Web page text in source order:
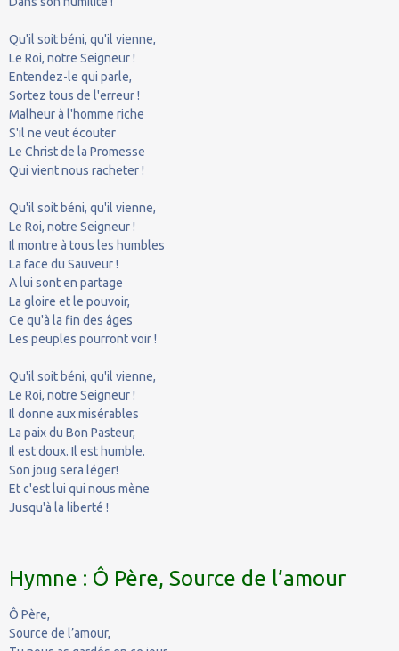
Qu'il soit béni, qu'il vienne,
Le Roi, notre Seigneur !
Entendez-le qui parle,
Sortez tous de l'erreur !
Malheur à l'homme riche
S'il ne veut écouter
Le Christ de la Promesse
Qui vient nous racheter !
Qu'il soit béni, qu'il vienne,
Le Roi, notre Seigneur !
Il montre à tous les humbles
La face du Sauveur !
A lui sont en partage
La gloire et le pouvoir,
Ce qu'à la fin des âges
Les peuples pourront voir !
Qu'il soit béni, qu'il vienne,
Le Roi, notre Seigneur !
Il donne aux misérables
La paix du Bon Pasteur,
Il est doux. Il est humble.
Son joug sera léger!
Et c'est lui qui nous mène
Jusqu'à la liberté !
Hymne : Ô Père, Source de l’amour
Ô Père,
Source de l’amour,